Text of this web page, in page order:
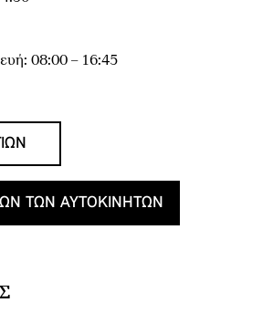
08:00 – 16:45
ΤΩΝ ΑΥΤΟΚΙΝΉΤΩΝ